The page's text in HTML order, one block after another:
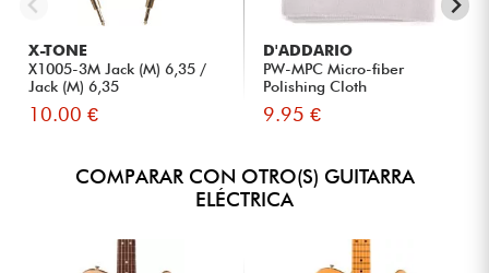
X-TONE
X1005-3M Jack (M) 6,35 /
Jack (M) 6,35
10.00 €
D'ADDARIO
PW-MPC Micro-fiber
Polishing Cloth
9.95 €
COMPARAR CON OTRO(S) GUITARRA
ELÉCTRICA